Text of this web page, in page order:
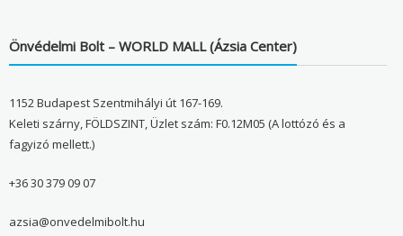
Önvédelmi Bolt – WORLD MALL (Ázsia Center)
1152 Budapest Szentmihályi út 167-169.
Keleti szárny, FÖLDSZINT, Üzlet szám: F0.12M05 (A lottózó és a
fagyizó mellett.)
+36 30 379 09 07
azsia@onvedelmibolt.hu